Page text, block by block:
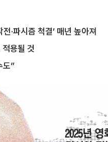
·파시즘 척결’ 매년 높아져
용될 것
도”